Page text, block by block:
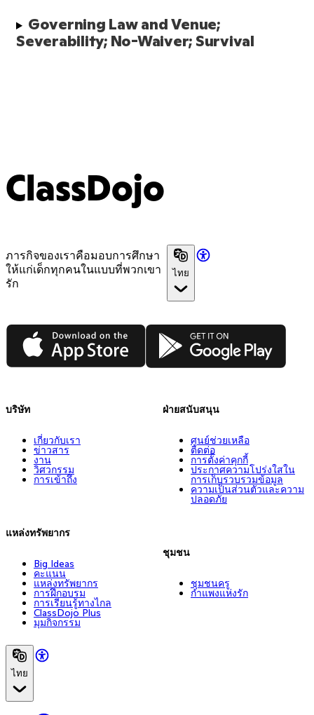
Governing Law and Venue;
Severability; No-Waiver; Survival
ClassDojo
ภารกิจของเราคือมอบการศึกษา
ให้แก่เด็กทุกคนในแบบที่พวกเขา
รัก
ไทย
App Store Google Play
บริษัท
เกี่ยวกับเรา
ข่าวสาร
งาน
วิศวกรรม
การเข้าถึง
แหล่งทรัพยากร
Big Ideas
คะแนน
แหล่งทรัพยากร
การฝึกอบรม
การเรียนรู้ทางไกล
ClassDojo Plus
มุมกิจกรรม
ฝ่ายสนับสนุน
ศูนย์ช่วยเหลือ
ติดต่อ
การตั้งค่าคุกกี้
ประกาศความโปร่งใสใน
การเก็บรวบรวมข้อมูล
ความเป็นส่วนตัวและความ
ปลอดภัย
ชุมชน
ชุมชนครู
กำแพงแห่งรัก
ไทย